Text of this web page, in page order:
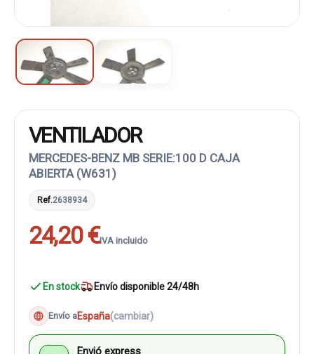
VENTILADOR
MERCEDES-BENZ MB SERIE:100 D CAJA
ABIERTA (W631)
Ref.2638934
24,20 €IVA incluido
En stock Envío disponible 24/48h
Envío aEspaña(cambiar)
Envió express